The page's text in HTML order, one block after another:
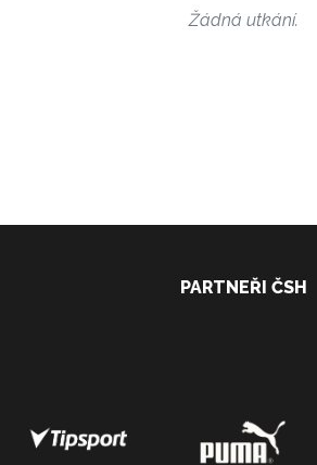
Žádná utkání.
PARTNEŘI ČSH